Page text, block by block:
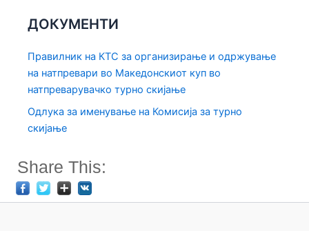
ДОКУМЕНТИ
Правилник на КТС за организирање и одржување
на натпревари во Македонскиот куп во
натпреварувачко турно скијање
Одлука за именување на Комисија за турно
скијање
Share This: